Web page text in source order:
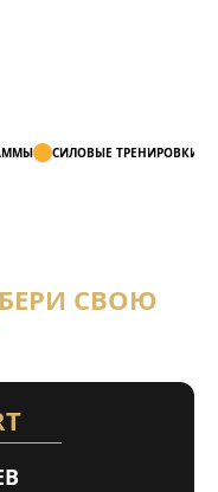
СИЛОВЫЕ ТРЕНИРОВКИ
СВОЮ